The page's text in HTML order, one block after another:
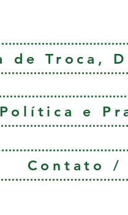
de Troca,
Política e
Contato /